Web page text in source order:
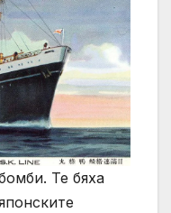
Те бяха